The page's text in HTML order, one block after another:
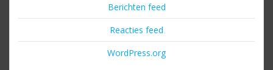
Berichten feed
Reacties feed
WordPress.org